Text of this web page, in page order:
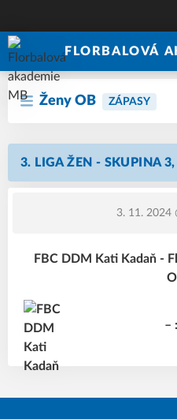
FLORBALOVÁ
Ženy OB ZÁPASY
3. LIGA ŽEN - SKUPINA
3. 11. 2024
FBC DDM Kati Kadaň -
–